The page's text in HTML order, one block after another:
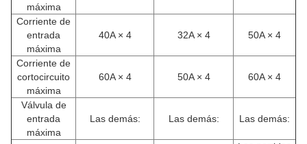
máxima
Corriente de
entrada
máxima
40A × 4 32A × 4 50A × 4
Corriente de
cortocircuito
máxima
60A × 4 50A × 4 60A × 4
Válvula de
entrada
máxima
Las demás: Las demás: Las demás: